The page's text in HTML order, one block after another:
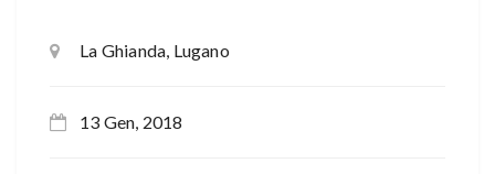
La Ghianda, Lugano
13 Gen, 2018